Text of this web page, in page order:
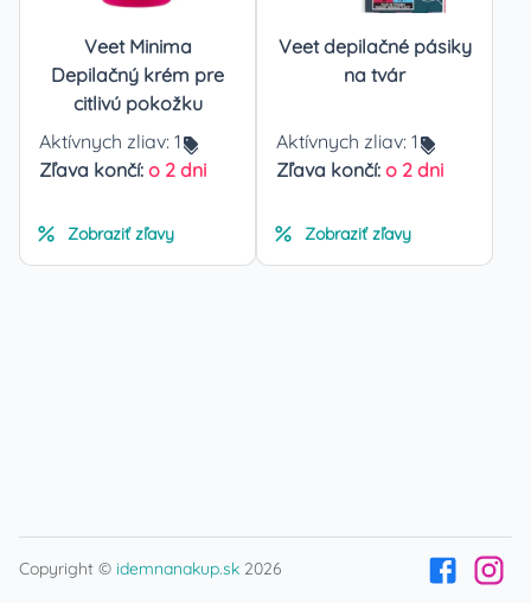
Veet Minima
Depilačný krém pre
citlivú pokožku
Aktívnych zliav: 1
Zľava končí: o 2 dni
Zobraziť zľavy
Veet depilačné pásiky
na tvár
Aktívnych zliav: 1
Zľava končí: o 2 dni
Zobraziť zľavy
Copyright © idemnanakup.sk 2026